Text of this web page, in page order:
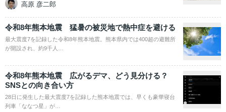
高原 彦二郎
令和8年熊本地震 猛暑の被災地で熱中症を避ける
最大震度7を記録した令和8年熊本地震。熊本県内では400超の避難所
が開設され、約9千人…
令和8年熊本地震 広がるデマ、どう見分ける？
SNSとの向き合い方
28日に発生した最大震度7を記録した熊本地震では、早くも豪華寝台
列車「ななつ星」が…